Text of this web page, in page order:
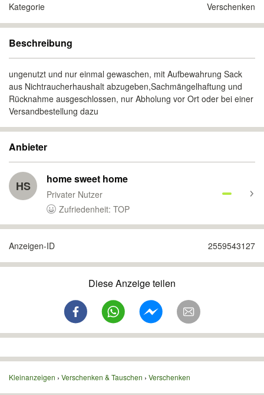
Kategorie Verschenken
Beschreibung
ungenutzt und nur einmal gewaschen, mit Aufbewahrung Sack
aus Nichtraucherhaushalt abzugeben,Sachmängelhaftung und
Rücknahme ausgeschlossen, nur Abholung vor Ort oder bei einer
Versandbestellung dazu
Anbieter
HS home sweet home
Privater Nutzer
Zufriedenheit: TOP
Anzeigen-ID 2559543127
Diese Anzeige teilen
Kleinanzeigen Verschenken & Tauschen Verschenken